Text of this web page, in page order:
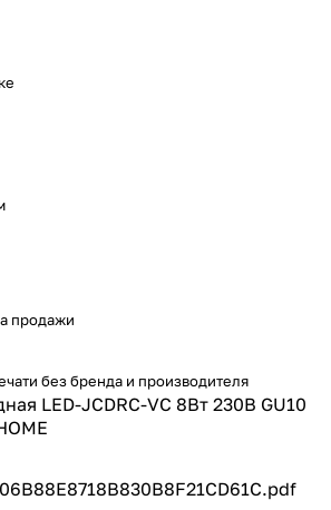
продажи
без бренда и производителя
LED-JCDRC-VC 8Вт 230В GU10